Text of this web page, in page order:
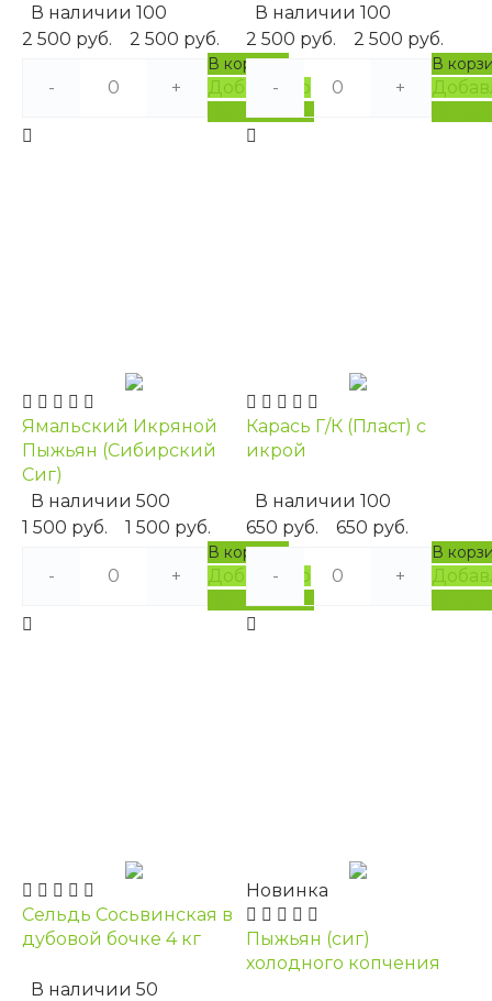
В наличии 100
2 500 руб.
2 500 руб.
- +
В корзину
Добавлено
В наличии 100
2 500 руб.
2 500 руб.
- +
В
Ямальский Икряной
Пыжьян (Сибирский
Сиг)
В наличии 500
1 500 руб.
1 500 руб.
- +
В корзину
Добавлено
Карась Г/К (Пласт) с
икрой
В наличии 100
650 руб.
650 руб.
- +
В
Сельдь Сосьвинская в
дубовой бочке 4 кг
В наличии 50
Новинка
Пыжьян (сиг)
холодного копчения